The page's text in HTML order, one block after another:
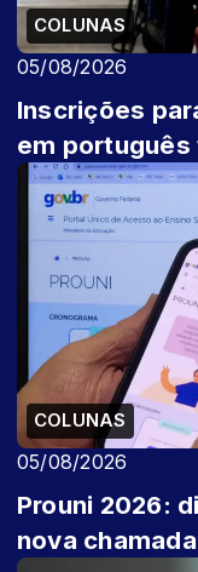
COLUNAS
05/08/2026
Inscrições
em português
COLUNAS
05/08/2026
Prouni 2026:
nova